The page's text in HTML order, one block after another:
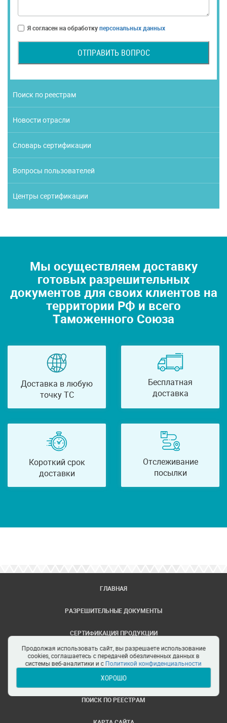
Я согласен на обработкуперсональных данных
ОТПРАВИТЬ ВОПРОС
Поиск по реестрам
Новости отрасли
Словарь сертификации
Вопросы пользователей
Центры сертификации
Мы осуществляем доставку
готовых разрешительных
документов для своих клиентов на
территории РФ и всего
Таможенного Союза
Доставка в любую
точку ТС
Бесплатная
доставка
Короткий срок
доставки
Отслеживание
посылки
ГЛАВНАЯ
РАЗРЕШИТЕЛЬНЫЕ ДОКУМЕНТЫ
СЕРТИФИКАЦИЯ ПРОДУКЦИИ
ЗАДАТЬ ВОПРОС
ЦЕНТРЫ СЕРТИФИКАЦИИ
ПОИСК ПО РЕЕСТРАМ
Продолжая использовать сайт, вы разрешаете использование
cookies, соглашаетесь с передачей обезличенных данных в
системы веб-аналитики и сПолитикой конфиденциальности
ХОРОШО